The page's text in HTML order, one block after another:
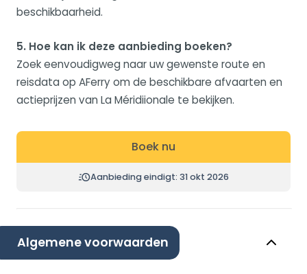
beschikbaarheid.
5. Hoe kan ik deze aanbieding boeken?
Zoek eenvoudigweg naar uw gewenste route en
reisdata op AFerry om de beschikbare afvaarten en
actieprijzen van La Méridiionale te bekijken.
Boek nu
Aanbieding eindigt: 31 okt 2026
Algemene voorwaarden